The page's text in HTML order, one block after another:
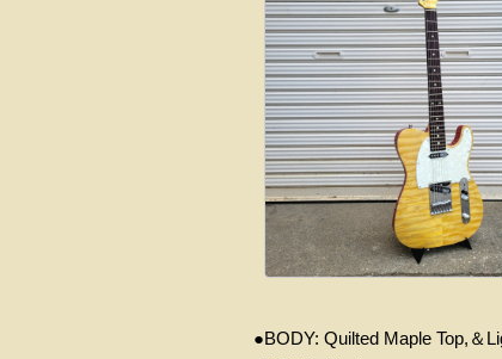
●BODY: Quilted Maple Top,＆L